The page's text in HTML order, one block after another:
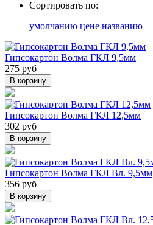
Сортировать по:
умолчанию цене названию
Гипсокартон Волма ГКЛ 9,5мм
275 руб
В корзину
Гипсокартон Волма ГКЛ 12,5мм
302 руб
В корзину
Гипсокартон Волма ГКЛ Вл. 9,5мм
356 руб
В корзину